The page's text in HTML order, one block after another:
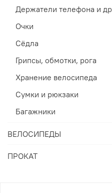
Держатели телефона и др
Очки
Сёдла
Грипсы, обмотки, рога
Хранение велосипеда
Сумки и рюкзаки
Багажники
ВЕЛОСИПЕДЫ
ПРОКАТ